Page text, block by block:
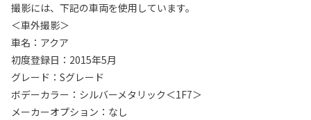
撮影には、下記の車両を使用しています。
＜車外撮影＞
車名：アクア
初度登録日：2015年5月
グレード：Sグレード
ボデーカラー：シルバーメタリック＜1F7＞
メーカーオプション：なし